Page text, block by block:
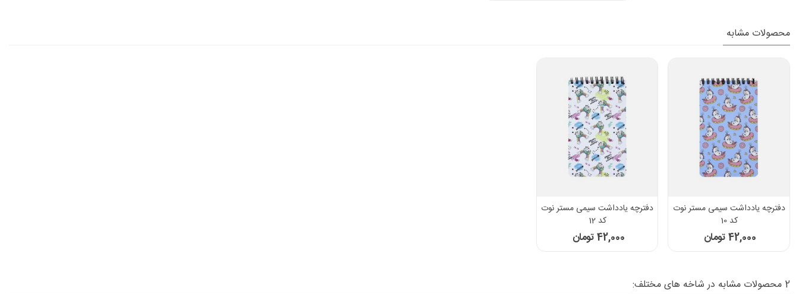
محصولات مشابه
دفترچه یادداشت سیمی مستر نوت
کد 10
42,000 تومان
دفترچه یادداشت سیمی مستر نوت
کد 12
42,000 تومان
2 محصولات مشابه در شاخه های مختلف: